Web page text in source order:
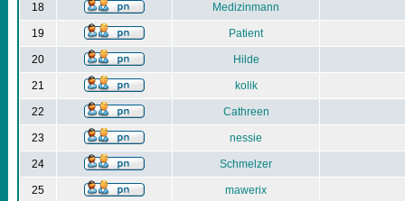
18 Medizinmann
19 Patient
20 Hilde
21 kolik
22 Cathreen
23 nessie
24 Schmelzer
25 mawerix